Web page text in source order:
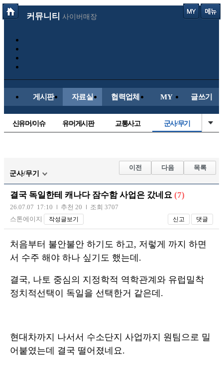
커뮤니티 사이버매장
게시판 자료실 협력업체 MY 글쓰기
신유머/이슈 유머게시판 교통사고 군사/무기
레이싱모델 자유사진
트럭/버스
장착시공사진
군사/무기
이전 다음 목록
결국 독일한테 캐나다 잠수함 사업은 갔네요 (7)
26.07.07 17:10 추천 20
조회 3707
스톤에이지
작성글보기 신고 댓글
처음부터 불안불안 하기도 하고, 저렇게 까지 하면
서 수주 해야 하나 싶기도 했는데.
결국, 나토 중심의 지정학적 역학관계와 유럽밀착
정치적선택이 독일을 선택한거 같은데.
현대차까지 나서서 수소단지 사업까지 원팀으로 밀
어붙였는데 결국 떨어졌네요.